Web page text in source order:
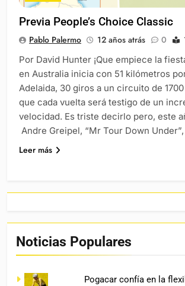
Previa People’s Choice Classic
Pablo Palermo 12 años atrás 0
Por David Hunter ¡Que empiece la
en Australia inicia con 51 kilómetros
Adelaida, 30 giros a un circuito de
que cada vuelta será testigo de un
velocidad. Es triste decirlo pero, este
Andre Greipel, “Mr Tour Down
Leer más
Noticias Populares
Pogacar confía en la